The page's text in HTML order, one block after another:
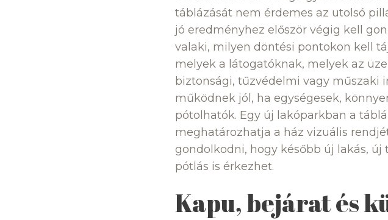
táblázását nem érdemes az utolsó
jó eredményhez először végig kell
valaki, milyen döntési pontokon kell
melyek a látogatóknak, melyek az
biztonsági, tűzvédelmi vagy műszaki
működnek jól, ha egységesek,
pótolhatók. Egy új lakóparkban a
meghatározhatja a ház vizuális
gondolkodni, hogy később új lakás, új
pótlás is érkezhet.
Kapu, bejárat és